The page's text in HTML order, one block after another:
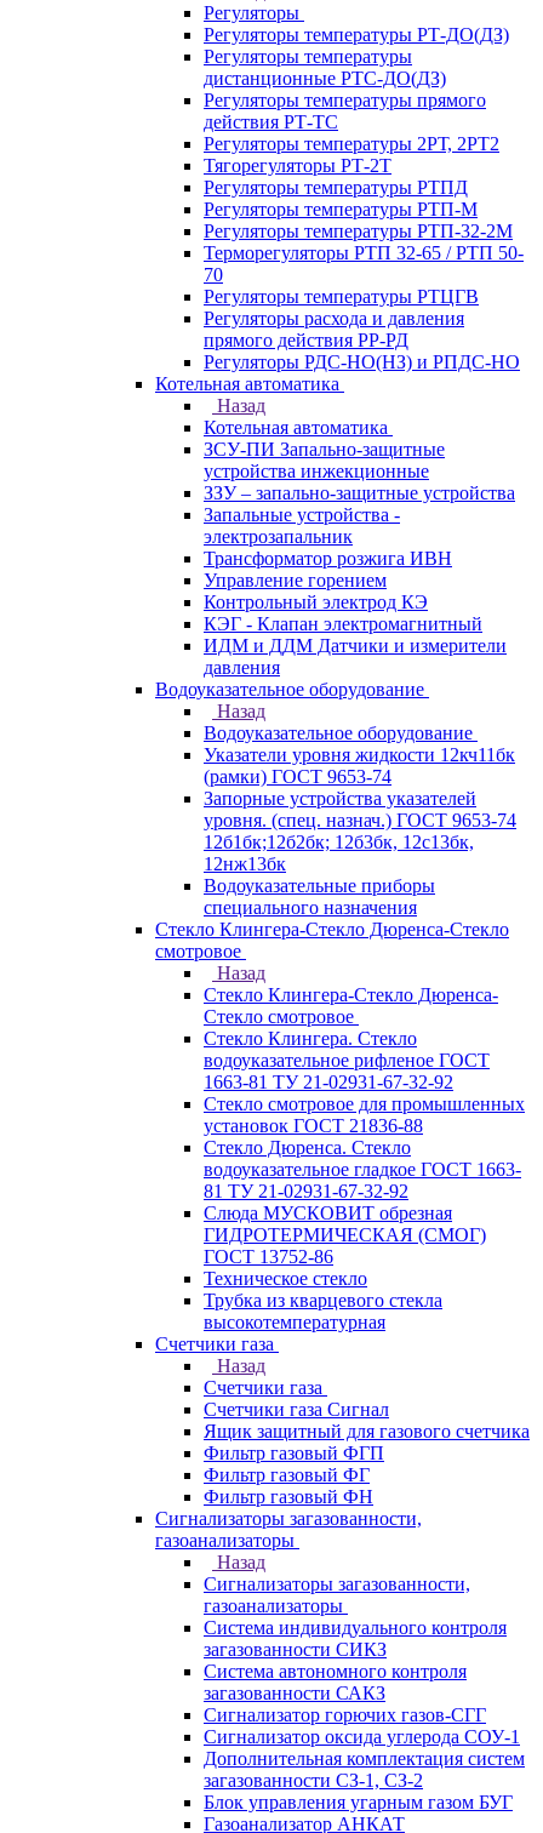
Регуляторы
Регуляторы температуры РТ-ДО(ДЗ)
Регуляторы температуры
дистанционные РТС-ДО(ДЗ)
Регуляторы температуры прямого
действия РТ-ТС
Регуляторы температуры 2РТ, 2РT2
Тягорегуляторы РТ-2Т
Регуляторы температуры РТПД
Регуляторы температуры РТП-M
Регуляторы температуры РТП-32-2М
Терморегуляторы РТП 32-65 / РТП 50-
70
Регуляторы температуры РТЦГВ
Регуляторы расхода и давления
прямого действия РР-РД
Регуляторы РДС-НО(НЗ) и РПДС-НО
Котельная автоматика
Назад
Котельная автоматика
ЗСУ-ПИ Запально-защитные
устройства инжекционные
ЗЗУ – запально-защитные устройства
Запальные устройства -
электрозапальник
Трансформатор розжига ИВН
Управление горением
Контрольный электрод КЭ
КЭГ - Клапан электромагнитный
ИДМ и ДДМ Датчики и измерители
давления
Водоуказательное оборудование
Назад
Водоуказательное оборудование
Указатели уровня жидкости 12кч11бк
(рамки) ГОСТ 9653-74
Запорные устройства указателей
уровня. (спец. назнач.) ГОСТ 9653-74
12б1бк;12б2бк; 12б3бк, 12с13бк,
12нж13бк
Водоуказательные приборы
специального назначения
Стекло Клингера-Стекло Дюренса-Стекло
смотровое
Назад
Стекло Клингера-Стекло Дюренса-
Стекло смотровое
Стекло Клингера. Стекло
водоуказательное рифленое ГОСТ
1663-81 ТУ 21-02931-67-32-92
Стекло смотровое для промышленных
установок ГОСТ 21836-88
Стекло Дюренса. Стекло
водоуказательное гладкое ГОСТ 1663-
81 ТУ 21-02931-67-32-92
Слюда МУСКОВИТ обрезная
ГИДРОТЕРМИЧЕСКАЯ (СМОГ)
ГОСТ 13752-86
Техническое стекло
Трубка из кварцевого стекла
высокотемпературная
Счетчики газа
Назад
Счетчики газа
Счетчики газа Сигнал
Ящик защитный для газового счетчика
Фильтр газовый ФГП
Фильтр газовый ФГ
Фильтр газовый ФН
Сигнализаторы загазованности,
газоанализаторы
Назад
Сигнализаторы загазованности,
газоанализаторы
Система индивидуального контроля
загазованности СИКЗ
Система автономного контроля
загазованности САКЗ
Сигнализатор горючих газов-СГГ
Сигнализатор оксида углерода СОУ-1
Дополнительная комплектация систем
загазованности СЗ-1, СЗ-2
Блок управления угарным газом БУГ
Газоанализатор АНКАТ